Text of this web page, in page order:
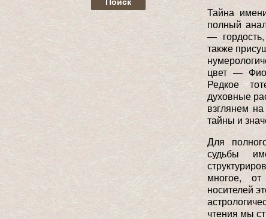
Тайна
полный
— гордость,
также
цвет —
Редкое
духовные
взглянем
тайны и
Для
судьбы
многое, от
носителей
чтения мы